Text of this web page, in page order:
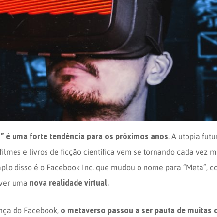
é uma forte tendência para os próximos anos. A utopia
e livros de ficção científica vem se tornando cada vez
disso é o Facebook Inc. que mudou o nome para “Meta”,
uma nova realidade virtual.
do Facebook, o metaverso passou a ser pauta de muitas